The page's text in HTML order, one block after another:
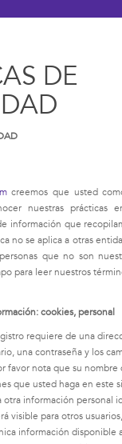
DE
creemos que usted
nuestras
información que
no se aplica a otras
que no son
para leer nuestros
cookies, personal
requiere de una
una contraseña y los
favor nota que su
que usted haga en este
otra información personal
visible para otros
información disponible